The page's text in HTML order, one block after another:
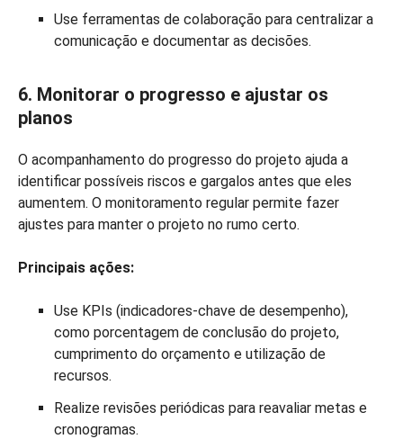
Use ferramentas de colaboração para centralizar a
comunicação e documentar as decisões.
6. Monitorar o progresso e ajustar os
planos
O acompanhamento do progresso do projeto ajuda a
identificar possíveis riscos e gargalos antes que eles
aumentem. O monitoramento regular permite fazer
ajustes para manter o projeto no rumo certo.
Principais ações:
Use KPIs (indicadores-chave de desempenho),
como porcentagem de conclusão do projeto,
cumprimento do orçamento e utilização de
recursos.
Realize revisões periódicas para reavaliar metas e
cronogramas.